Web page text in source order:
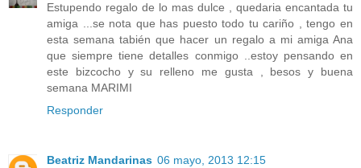
Estupendo regalo de lo mas dulce , quedaria encantada tu
amiga ...se nota que has puesto todo tu cariño , tengo en
esta semana tabién que hacer un regalo a mi amiga Ana
que siempre tiene detalles conmigo ..estoy pensando en
este bizcocho y su relleno me gusta , besos y buena
semana MARIMI
Responder
Beatriz Mandarinas 06 mayo, 2013 12:15